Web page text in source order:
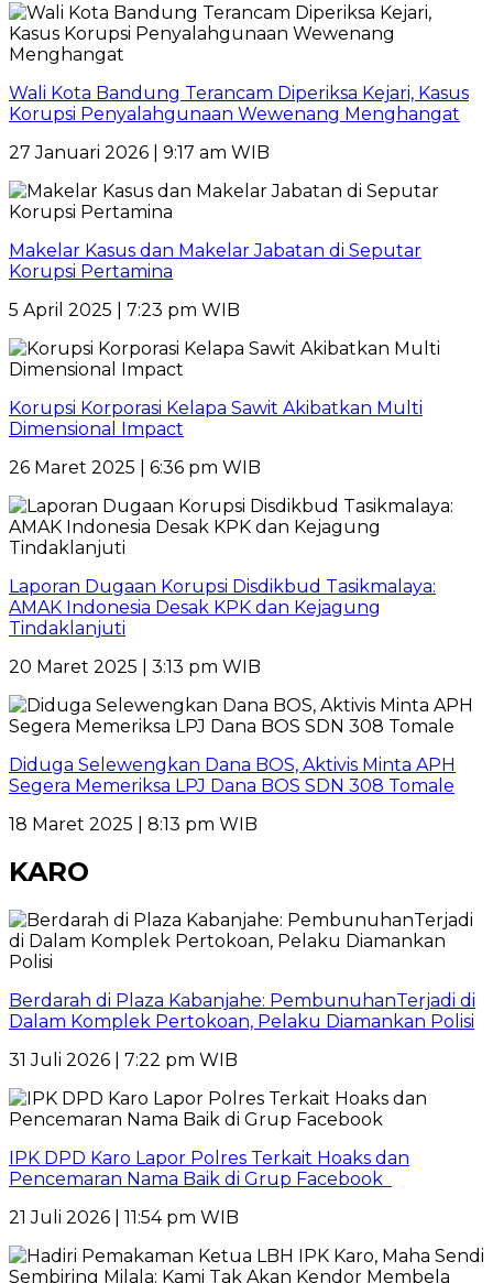
Wali Kota Bandung Terancam Diperiksa Kejari, Kasus
Korupsi Penyalahgunaan Wewenang Menghangat
27 Januari 2026 | 9:17 am WIB
Makelar Kasus dan Makelar Jabatan di Seputar
Korupsi Pertamina
5 April 2025 | 7:23 pm WIB
Korupsi Korporasi Kelapa Sawit Akibatkan Multi
Dimensional Impact
26 Maret 2025 | 6:36 pm WIB
Laporan Dugaan Korupsi Disdikbud Tasikmalaya:
AMAK Indonesia Desak KPK dan Kejagung
Tindaklanjuti
20 Maret 2025 | 3:13 pm WIB
Diduga Selewengkan Dana BOS, Aktivis Minta APH
Segera Memeriksa LPJ Dana BOS SDN 308 Tomale
18 Maret 2025 | 8:13 pm WIB
KARO
Berdarah di Plaza Kabanjahe: PembunuhanTerjadi di
Dalam Komplek Pertokoan, Pelaku Diamankan Polisi
31 Juli 2026 | 7:22 pm WIB
IPK DPD Karo Lapor Polres Terkait Hoaks dan
Pencemaran Nama Baik di Grup Facebook
21 Juli 2026 | 11:54 pm WIB